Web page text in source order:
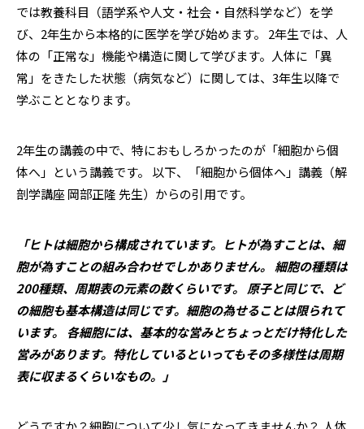
では教養科目（語学系や人文・社会・自然科学など）を学
び、2年生から本格的に医学を学び始めます。 2年生では、人
体の「正常な」機能や構造に関して学びます。人体に「異
常」をきたした状態（病気など）に関しては、3年生以降で
学ぶこととなります。
2年生の講義の中で、特におもしろかったのが「細胞から個
体へ」という講義です。 以下、「細胞から個体へ」講義（解
剖学講座 岡部正隆 先生）からの引用です。
「ヒトは細胞から構成されています。ヒトが為すことは、細
胞が為すことの組み合わせでしかありません。 細胞の種類は
200種類、周期表の元素の数くらいです。 原子と同じで、ど
の細胞も基本構造は同じです。細胞の為せることは限られて
います。 各細胞には、基本的な営みとちょっとだけ特化した
営みがあります。特化しているといってもその多様性は周期
表に収まるくらいなもの。」